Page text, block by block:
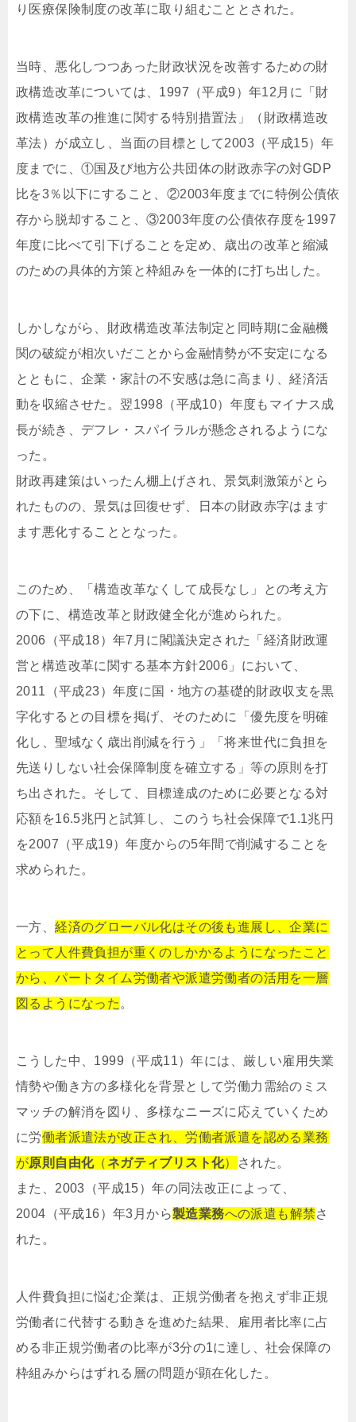
り医療保険制度の改革に取り組むこととされた。
当時、悪化しつつあった財政状況を改善するための財
政構造改革については、1997（平成9）年12月に「財
政構造改革の推進に関する特別措置法」（財政構造改
革法）が成立し、当面の目標として2003（平成15）年
度までに、①国及び地方公共団体の財政赤字の対GDP
比を3％以下にすること、②2003年度までに特例公債依
存から脱却すること、③2003年度の公債依存度を1997
年度に比べて引下げることを定め、歳出の改革と縮減
のための具体的方策と枠組みを一体的に打ち出した。
しかしながら、財政構造改革法制定と同時期に金融機
関の破綻が相次いだことから金融情勢が不安定になる
とともに、企業・家計の不安感は急に高まり、経済活
動を収縮させた。翌1998（平成10）年度もマイナス成
長が続き、デフレ・スパイラルが懸念されるようにな
った。
財政再建策はいったん棚上げされ、景気刺激策がとら
れたものの、景気は回復せず、日本の財政赤字はます
ます悪化することとなった。
このため、「構造改革なくして成長なし」との考え方
の下に、構造改革と財政健全化が進められた。
2006（平成18）年7月に閣議決定された「経済財政運
営と構造改革に関する基本方針2006」において、
2011（平成23）年度に国・地方の基礎的財政収支を黒
字化するとの目標を掲げ、そのために「優先度を明確
化し、聖域なく歳出削減を行う」「将来世代に負担を
先送りしない社会保障制度を確立する」等の原則を打
ち出された。そして、目標達成のために必要となる対
応額を16.5兆円と試算し、このうち社会保障で1.1兆円
を2007（平成19）年度からの5年間で削減することを
求められた。
一方、経済のグローバル化はその後も進展し、企業に
とって人件費負担が重くのしかかるようになったこと
から、パートタイム労働者や派遣労働者の活用を一層
図るようになった 。
こうした中、1999（平成11）年には、厳しい雇用失業
情勢や働き方の多様化を背景として労働力需給のミス
マッチの解消を図り、多様なニーズに応えていくため
に労働者派遣法が改正され、労働者派遣を認める業務
が原則自由化（ネガティブリスト化）
された。
また、2003（平成15）年の同法改正によって、
2004（平成16）年3月から製造業務への派遣も解禁さ
れた。
人件費負担に悩む企業は、正規労働者を抱えず非正規
労働者に代替する動きを進めた結果、雇用者比率に占
める非正規労働者の比率が3分の1に達し、社会保障の
枠組みからはずれる層の問題が顕在化した。